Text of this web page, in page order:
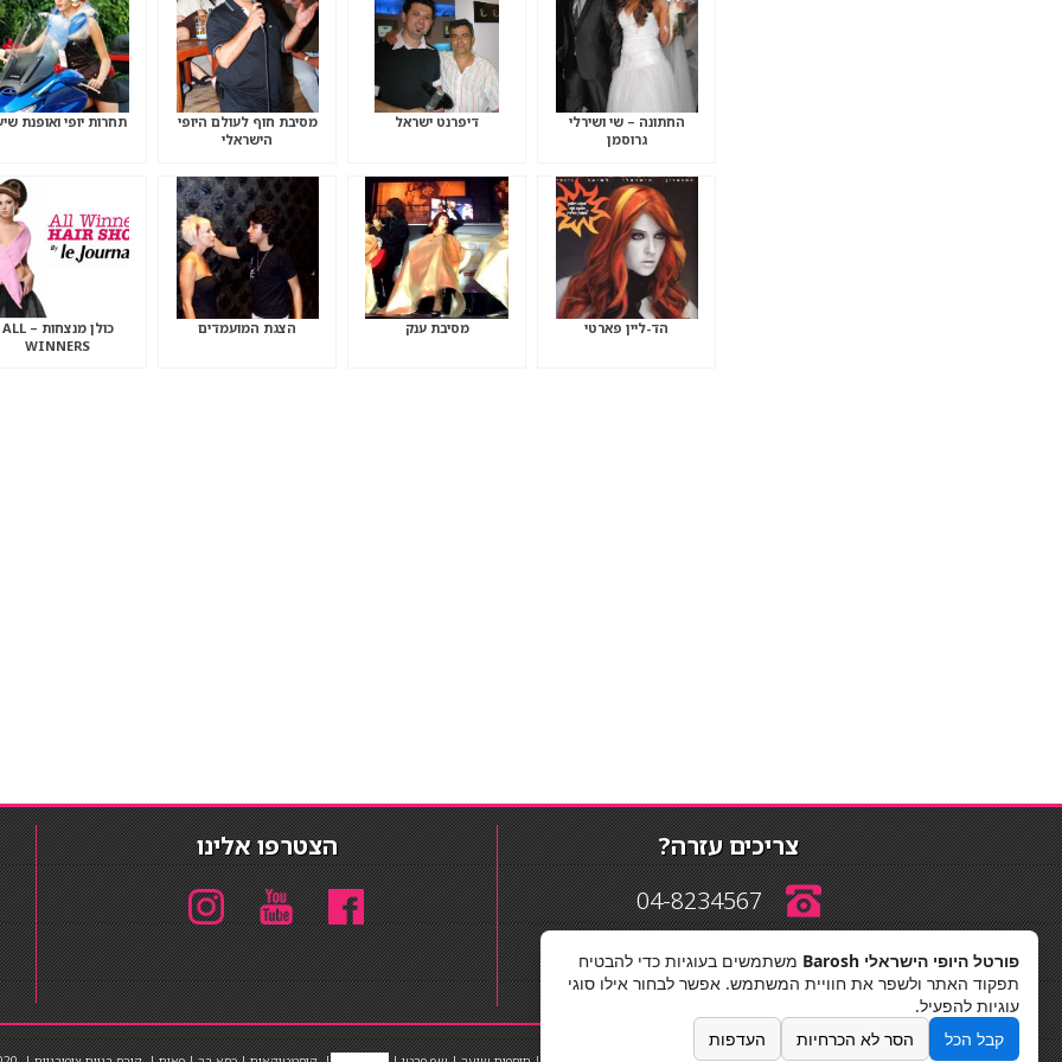
החתונה – שי ושירלי
גרוסמן
דיפרנט ישראל
מסיבת חוף לעולם היופי
הישראלי
תחרות יופי ואופנת
הד-ליין פארטי מסיבת ענק הצגת המועמדים
כולן מנצחות – ALL
WINNERS
צריכים עזרה?
04-8234567
info@barosh.co.il
הצטרפו אלינו
פורטל היופי הישראלי Barosh
משתמשים בעוגיות כדי להבטיח
תפקוד האתר ולשפר את חוויית המשתמש. אפשר לבחור אילו סוגי
עוגיות להפעיל.
קבל הכל
הסר לא הכרחיות העדפות